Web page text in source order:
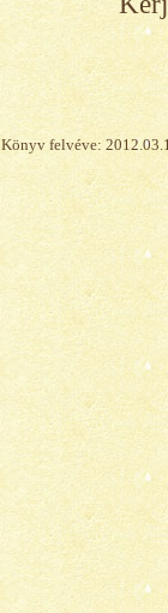
Könyv felvéve: